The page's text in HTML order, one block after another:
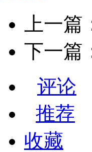
上一篇
下一篇
评论
推荐
收藏